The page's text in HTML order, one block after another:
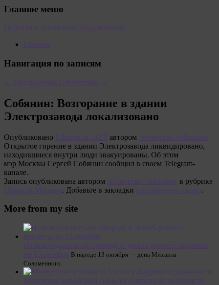
Главное меню
Перейти к основному содержимому
Главная
Навигация по записям
← Предыдущая Следующая →
Собянин: Возгорание в здании
Электрозавода локализовано
Опубликовано 8 февраля, 2025 автором Агентство «Москва»
Открытое горение в здании Электрозавода ликвидировано,
находившиеся внутри люди эвакуированы. Об этом
мэр Москвы Сергей Собянин сообщил в своем Telegram-
канале.
Запись опубликована автором Агентство «Москва» в рубрике
Новости Москвы. Добавьте в закладки постоянную ссылку.
More from my site
Нельзя отдыхать на природе и делать ремонт: приметы
на 13 октября В народе 13 октября — день Михаила
Соломенного.
Мишустин освободил Алексея Лаврова от должности